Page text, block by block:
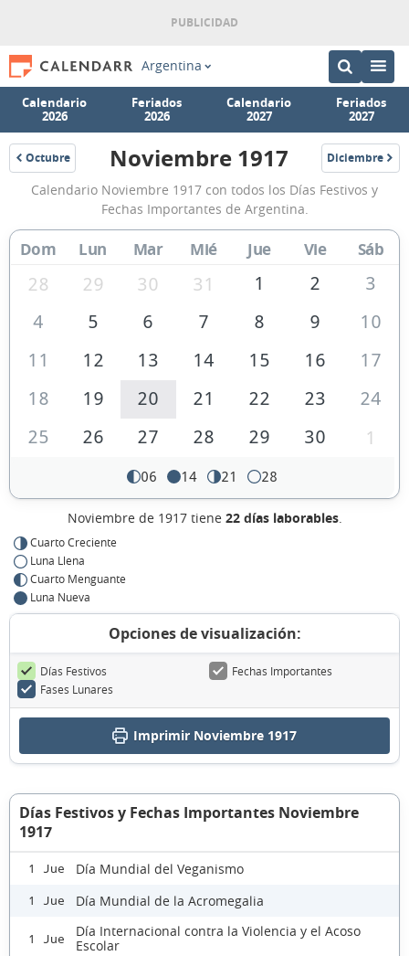
Argentina
Calendario
2026
Feriados
2026
Calendario
2027
Feriados
2027
Octubre
1917
Calendario
Noviembre
1917
de
Argentina
Noviembre 1917 Diciembre
1917
Calendario Noviembre 1917 con todos los Días Festivos y
Fechas Importantes de Argentina.
Dom Lun Mar Mié Jue Vie Sáb
28 29 30 31 1 2
3
4
5 6 7 8 9
10
11
12 13 14 15 16
17
18
19 20 21 22 23
24
25
26 27 28 29 30 1
06 14 21 28
Noviembre de 1917 tiene 22 días laborables.
Cuarto Creciente
Luna Llena
Cuarto Menguante
Luna Nueva
Opciones de visualización:
Días Festivos
Fechas Importantes
Fases Lunares
Imprimir Noviembre 1917
Días Festivos y Fechas Importantes Noviembre
1917
1 Jue Día Mundial del Veganismo
1 Jue Día Mundial de la Acromegalia
1 Jue
Día Internacional contra la Violencia y el Acoso
Escolar